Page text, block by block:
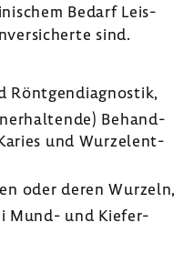
Bedarf Leis­
sind.
Rönt­gen­dia­gnostik,
Behand­
und Wurzel­ent­
oder deren Wurzeln,
Mund- und Kiefer­